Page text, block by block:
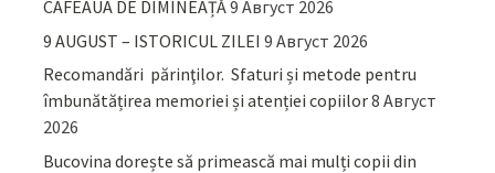
CAFEAUA DE DIMINEAȚĂ9 Август 2026
9 AUGUST – ISTORICUL ZILEI 9 Август 2026
Recomandări părinţilor. Sfaturi și metode pentru
îmbunătățirea memoriei și atenției copiilor8 Август
2026
Bucovina dorește să primească mai mulți copii din